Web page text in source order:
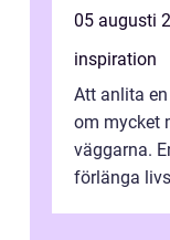
05 augusti
inspiration
Att anlita
om mycket
väggarna.
förlänga